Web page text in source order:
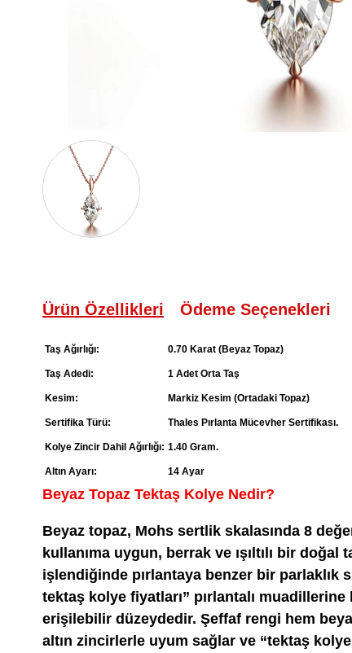
Ürün Özellikleri Ödeme Seçenekleri
Taş Ağırlığı: 0.70 Karat (Beyaz Topaz)
Taş Adedi: 1 Adet Orta Taş
Kesim: Markiz Kesim (Ortadaki Topaz)
Sertifika Türü: Thales Pırlanta Mücevher Sertifikası.
Kolye Zincir Dahil Ağırlığı: 1.40 Gram.
Altın Ayarı: 14 Ayar
Beyaz Topaz Tektaş Kolye Nedir?
Beyaz topaz, Mohs sertlik skalasında 8
kullanıma uygun, berrak ve ışıltılı bir doğal
işlendiğinde pırlantaya benzer bir parlaklık
tektaş kolye fiyatları” pırlantalı
erişilebilir düzeydedir. Şeffaf rengi hem
altın zincirlerle uyum sağlar ve “tektaş